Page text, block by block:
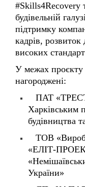
підтримку
кадрів, розвиток
високих
У межах проєкту
нагороджені:
ПАТ
Харківським
будівництва
ТОВ
«ЕЛІТ-
України»
ДП
Київським